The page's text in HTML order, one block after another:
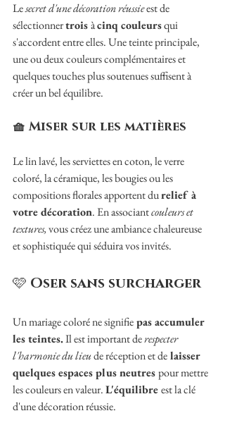
Le secret d'une décoration réussie est de
sélectionner trois à cinq couleurs qui
s'accordent entre elles. Une teinte principale,
une ou deux couleurs complémentaires et
quelques touches plus soutenues suffisent à
créer un bel équilibre.
🧺 Miser sur les matières
Le lin lavé, les serviettes en coton, le verre
coloré, la céramique, les bougies ou les
compositions florales apportent du relief à
votre décoration. En associant couleurs et
textures, vous créez une ambiance chaleureuse
et sophistiquée qui séduira vos invités.
🩷 Oser sans surcharger
Un mariage coloré ne signifie pas accumuler
les teintes. Il est important de respecter
l'harmonie du lieu de réception et de laisser
quelques espaces plus neutres pour mettre
les couleurs en valeur. L'équilibre est la clé
d'une décoration réussie.